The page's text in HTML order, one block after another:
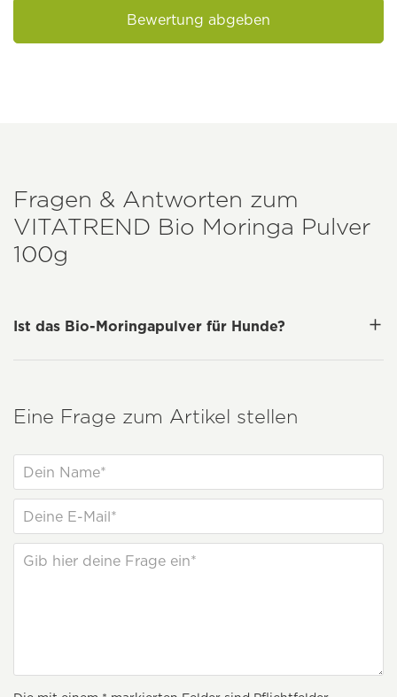
Bewertung abgeben
Fragen & Antworten zum
VITATREND Bio Moringa Pulver
100g
Ist das Bio-Moringapulver für Hunde?
Eine Frage zum Artikel stellen